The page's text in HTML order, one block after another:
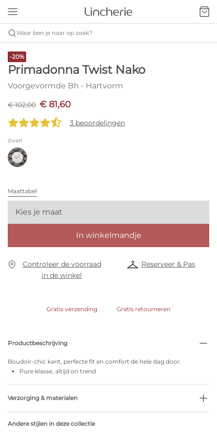
Waar ben je naar op zoek?
-20%
Primadonna Twist Nako
Voorgevormde Bh - Hartvorm
€ 102,00 € 81,60
3 beoordelingen
Zwart
Maattabel
Kies je maat
In winkelmandje
Controleer de voorraad
in de winkel
Reserveer & Pas
Gratis verzending Gratis retourneren
Productbeschrijving
Boudoir-chic kant, perfecte fit en comfort de hele dag door.
Pure klasse, altijd on trend
Verzorging & materialen
Geen professionele reiniging
Andere stijlen in deze collectie